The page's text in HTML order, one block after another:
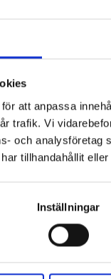
att anpassa
trafik. Vi
och
tillhandahållit
Inställningar